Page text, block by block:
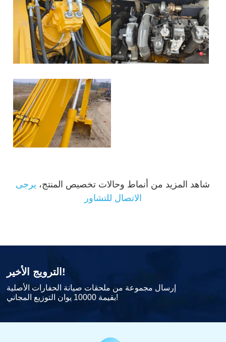
شاهد المزيد من أنماط وحالات تخصيص المنتج، يرجى
الاتصال للتشاور
الترويج الأخير!
إرسال مجموعة من ملحقات صيانة الحفارات الأصلية
بقيمة 10000 يوان التوزيع المجاني!